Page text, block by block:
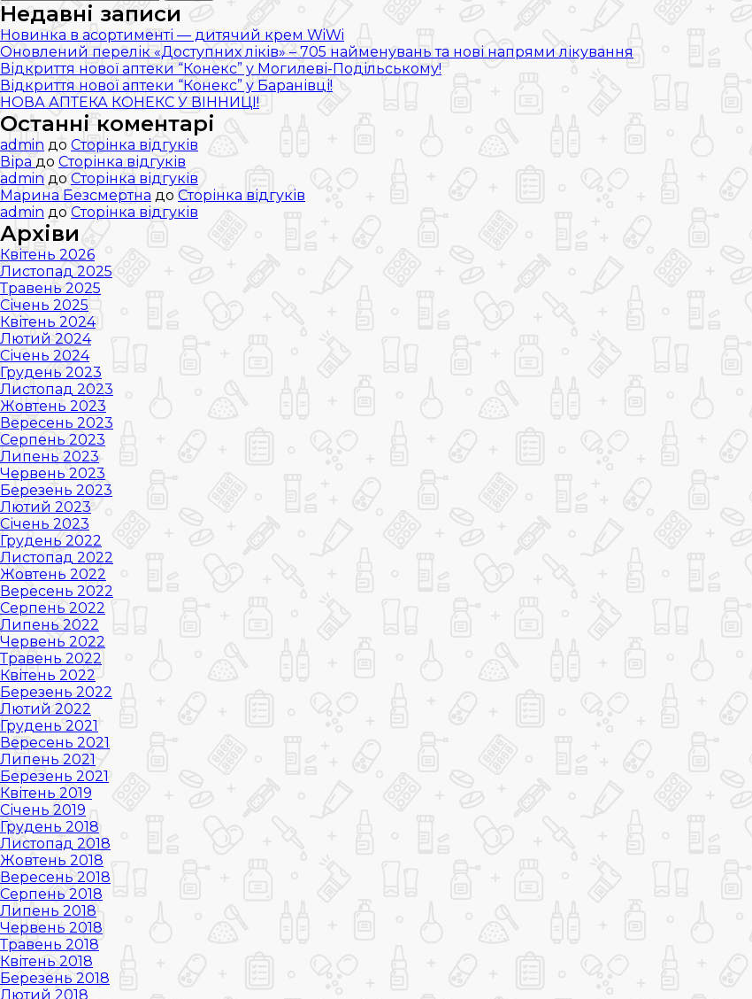
річниці
Перемоги
присвячується
Недавні записи
Новинка в асортименті — дитячий крем WiWi
Оновлений перелік «Доступних ліків» – 705 найменувань та нові напрями лікування
Відкриття нової аптеки “Конекс” у Могилеві-Подільському!
Відкриття нової аптеки “Конекс” у Баранівці!
НОВА АПТЕКА КОНЕКС У ВІННИЦІ!
Останні коментарі
admin до Сторінка відгуків
Віра до Сторінка відгуків
admin до Сторінка відгуків
Марина Безсмертна до Сторінка відгуків
admin до Сторінка відгуків
Архіви
Квітень 2026
Листопад 2025
Травень 2025
Січень 2025
Квітень 2024
Лютий 2024
Січень 2024
Грудень 2023
Листопад 2023
Жовтень 2023
Вересень 2023
Серпень 2023
Липень 2023
Червень 2023
Березень 2023
Лютий 2023
Січень 2023
Грудень 2022
Листопад 2022
Жовтень 2022
Вересень 2022
Серпень 2022
Липень 2022
Червень 2022
Травень 2022
Квітень 2022
Березень 2022
Лютий 2022
Грудень 2021
Вересень 2021
Липень 2021
Березень 2021
Квітень 2019
Січень 2019
Грудень 2018
Листопад 2018
Жовтень 2018
Вересень 2018
Серпень 2018
Липень 2018
Червень 2018
Травень 2018
Квітень 2018
Березень 2018
Лютий 2018